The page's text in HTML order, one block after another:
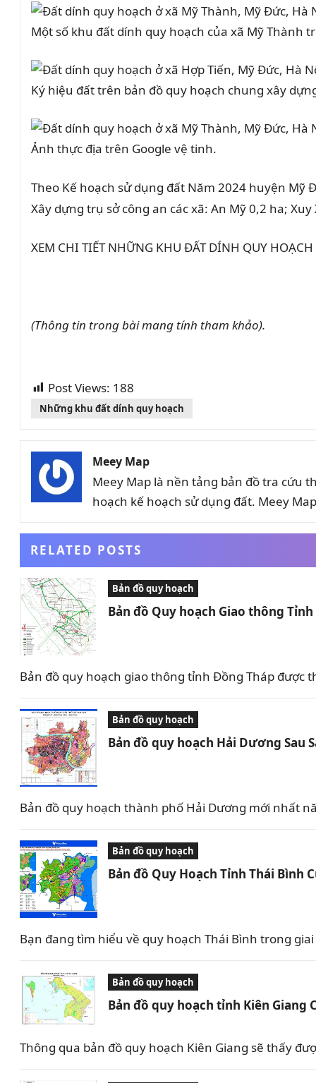
Một số khu đất dính quy hoạch của xã Mỹ Thành
Ký hiệu đất trên bản đồ quy hoạch chung xây
Ảnh thực địa trên Google vệ tinh.
Theo Kế hoạch sử dụng đất Năm 2024 huyện Mỹ
Xây dựng trụ sở công an các xã: An Mỹ 0,2 ha;
XEM CHI TIẾT NHỮNG KHU ĐẤT DÍNH QUY
(Thông tin trong bài mang tính tham khảo).
Post Views: 188
Những khu đất dính quy hoạch
Meey Map
Meey Map là nền tảng bản đồ tra cứu
hoạch kế hoạch sử dụng đất. Meey
RELATED POSTS
Bản đồ quy hoạch
Bản đồ Quy hoạch Giao thông
Bản đồ quy hoạch giao thông tỉnh Đồng Tháp
Bản đồ quy hoạch
Bản đồ quy hoạch Hải Dương Sau
Bản đồ quy hoạch thành phố Hải Dương mới nhất
Bản đồ quy hoạch
Bản đồ Quy Hoạch Tỉnh Thái Bình
Bạn đang tìm hiểu về quy hoạch Thái Bình trong
Bản đồ quy hoạch
Bản đồ quy hoạch tỉnh Kiên Giang
Thông qua bản đồ quy hoạch Kiên Giang sẽ thấy